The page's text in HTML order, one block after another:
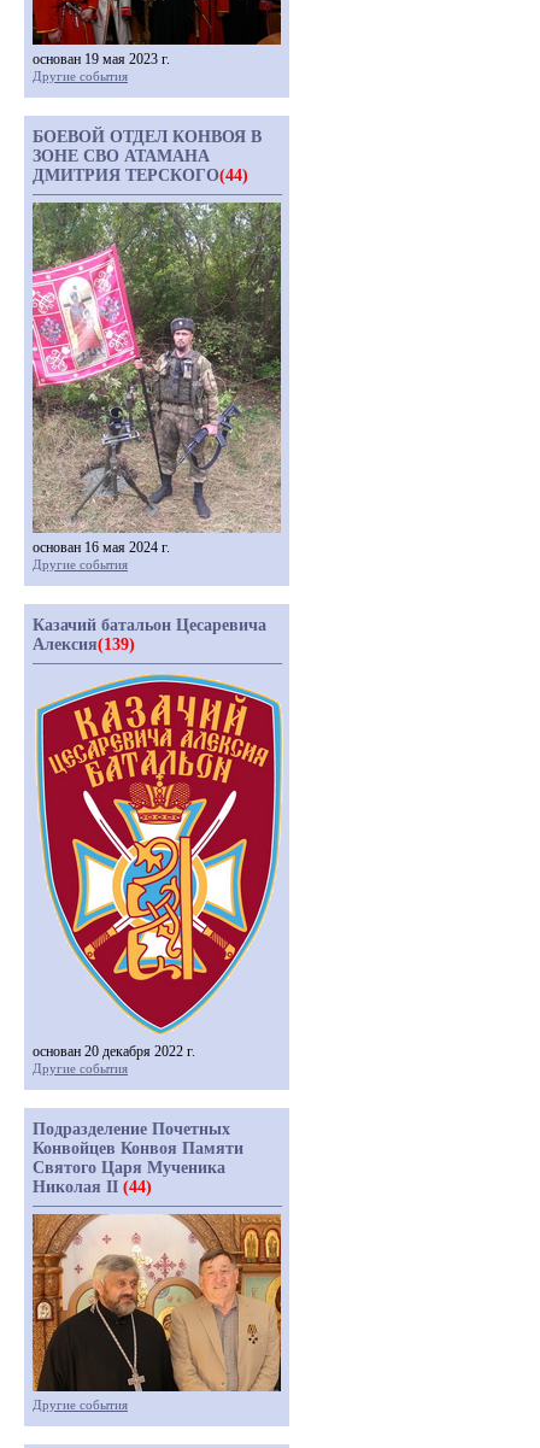
основан 19 мая 2023 г.
Другие события
БОЕВОЙ ОТДЕЛ КОНВОЯ В
ЗОНЕ СВО АТАМАНА
ДМИТРИЯ ТЕРСКОГО(44)
основан 16 мая 2024 г.
Другие события
Казачий батальон Цесаревича
Алексия(139)
основан 20 декабря 2022 г.
Другие события
Подразделение Почетных
Конвойцев Конвоя Памяти
Святого Царя Мученика
Николая II (44)
Другие события